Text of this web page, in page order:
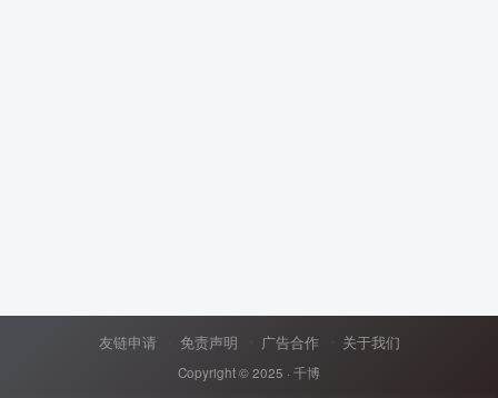
友链申请 免责声明 广告合作 关于我们
Copyright © 2025 · 千博